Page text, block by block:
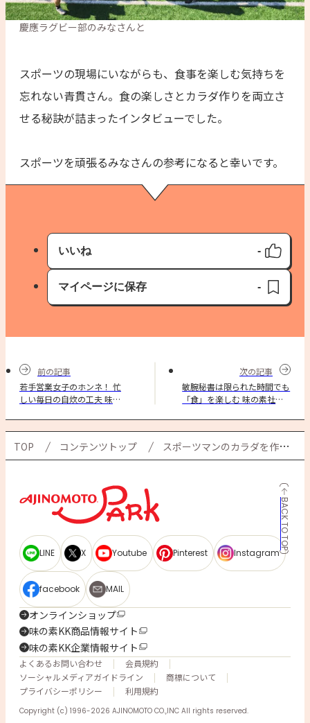
慶應ラグビー部のみなさんと
スポーツの現場にいながらも、食事を楽しむ気持ちを
忘れない青貫さん。食の楽しさとカラダ作りを両立さ
せる秘訣が詰まったインタビューでした。
スポーツを頑張るみなさんの参考になると幸いです。
いいね
いいね済み
-
マイページに保存
保存済み
-
前の記事
若手営業女子のホンネ！ 忙
しい毎日の自炊の工夫 味の
次の記事
敏腕秘書は限られた時間でも
「食」を楽しむ 味の素社員
TOP コンテンツトップ スポーツマンのカラダを作るごはん術！ 味の素社員のご飯ルール
BACK TO TOP
LINE X Youtube Pinterest Instagram
facebook MAIL
オンラインショップ
味の素KK商品情報サイト
味の素KK企業情報サイト
よくあるお問い合わせ
会員規約
ソーシャルメディアガイドライン
商標について
プライバシーポリシー
利用規約
Copyright (c) 1996-2026 AJINOMOTO CO.,INC All rights reserved.